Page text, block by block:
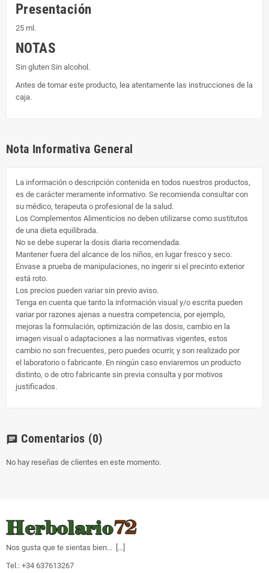
Presentación
25 ml.
NOTAS
Sin gluten Sin alcohol.
Antes de tomar este producto, lea atentamente las instrucciones de la
caja.
Nota Informativa General
La información o descripción contenida en todos nuestros productos,
es de carácter meramente informativo. Se recomienda consultar con
su médico, terapeuta o profesional de la salud.
Los Complementos Alimenticios no deben utilizarse como sustitutos
de una dieta equilibrada.
No se debe superar la dosis diaria recomendada.
Mantener fuera del alcance de los niños, en lugar fresco y seco.
Envase a prueba de manipulaciones, no ingerir si el precinto exterior
está roto.
Los precios pueden variar sin previo aviso.
Tenga en cuenta que tanto la información visual y/o escrita pueden
variar por razones ajenas a nuestra competencia, por ejemplo,
mejoras la formulación, optimización de las dosis, cambio en la
imagen visual o adaptaciones a las normativas vigentes, estos
cambio no son frecuentes, pero puedes ocurrir, y son realizado por
el laboratorio o fabricante. En ningún caso enviaremos un producto
distinto, o de otro fabricante sin previa consulta y por motivos
justificados.
chat Comentarios (0)
No hay reseñas de clientes en este momento.
Nos gusta que te sientas bien... [ ...
Tel.: +34 637613267